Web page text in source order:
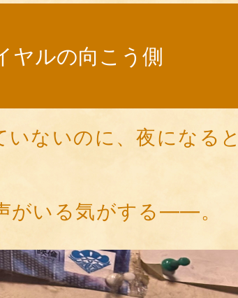
ヤルの向こう側
ないのに、夜になる
がいる気がする——。